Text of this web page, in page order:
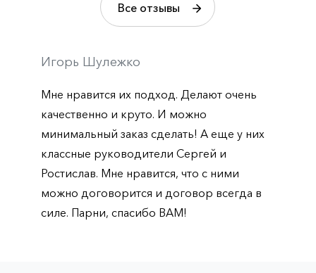
Все отзывы
Игорь Шулежко
Мне нравится их подход. Делают очень
качественно и круто. И можно
минимальный заказ сделать! А еще у них
классные руководители Сергей и
Ростислав. Мне нравится, что с ними
можно договорится и договор всегда в
силе. Парни, спасибо ВАМ!